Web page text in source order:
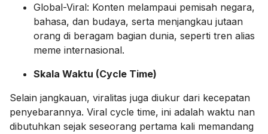
Global-Viral: Konten melampaui pemisah negara,
bahasa, dan budaya, serta menjangkau jutaan
orang di beragam bagian dunia, seperti tren alias
meme internasional.
Skala Waktu (Cycle Time)
Selain jangkauan, viralitas juga diukur dari kecepatan
penyebarannya. Viral cycle time, ini adalah waktu nan
dibutuhkan sejak seseorang pertama kali memandang